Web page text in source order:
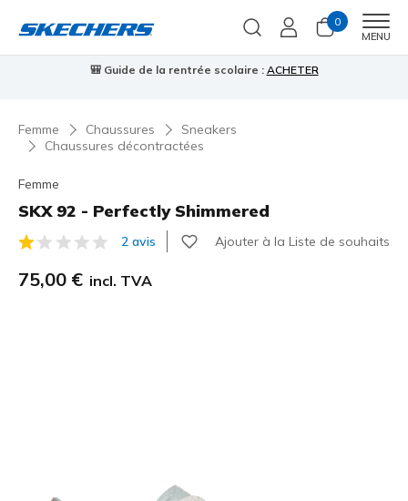
0
MENU
Skechers VIP :retours sous 45 jours pour les membres
Femme Chaussures
Sneakers
Chaussures décontractées
Femme
SKX 92 - Perfectly Shimmered
Évaluation client 4,5 sur 5
2 avis Ajouter à la Liste de souhaits
75,00 € incl. TVA